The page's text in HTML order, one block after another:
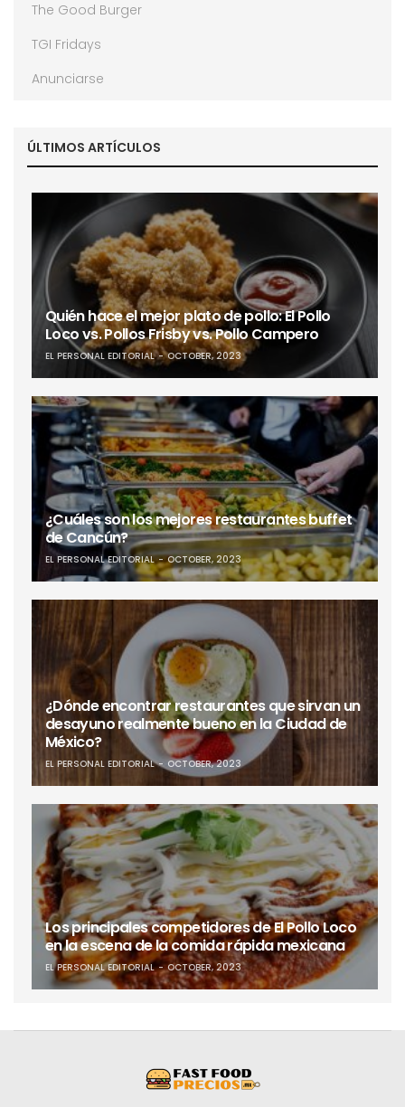
The Good Burger
TGI Fridays
Anunciarse
ÚLTIMOS ARTÍCULOS
Quién hace el mejor plato de pollo: El Pollo
Loco vs. Pollos Frisby vs. Pollo Campero
EL PERSONAL EDITORIAL OCTOBER, 2023
¿Cuáles son los mejores restaurantes buffet
de Cancún?
EL PERSONAL EDITORIAL OCTOBER, 2023
¿Dónde encontrar restaurantes que sirvan un
desayuno realmente bueno en la Ciudad de
México?
EL PERSONAL EDITORIAL OCTOBER, 2023
Los principales competidores de El Pollo Loco
en la escena de la comida rápida mexicana
EL PERSONAL EDITORIAL OCTOBER, 2023